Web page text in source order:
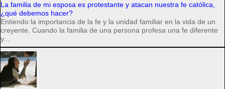
La familia de mi esposa es protestante y atacan nuestra fe católica,
¿qué debemos hacer?
Entiendo la importancia de la fe y la unidad familiar en la vida de un
creyente. Cuando la familia de una persona profesa una fe diferente
y...